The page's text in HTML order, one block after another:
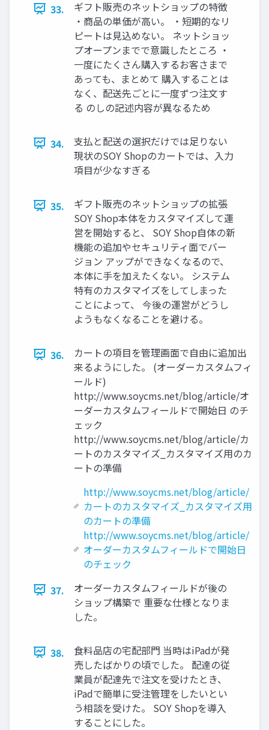
33.
ギフト販売のネットショップの特徴
・商品の単価が高い。 ・短期的なリ
ピートは見込めない。 ネットショッ
プオープンまでで意識したところ ・
一度にたくさん購入するお客さまで
あっても、まとめて 購入することは
なく、配送先ごとに一度ずつ注文す
る のしの記述内容が異なるため
34.
支払と配送の選択だけでは足りない
現状のSOY Shopのカートでは、入力
項目が少なすぎる
35.
ギフト販売のネットショップの拡張
SOY Shop本体をカスタマイズして運
営を開始すると、 SOY Shop自体の新
機能の追加やセキュリティ面でバー
ジョン アップができなくなるので、
本体に手を加えたくない。 システム
特有のカスタマイズをしてしまった
ことによって、 今後の運営がどうし
ようもなくなることを避ける。
36.
カートの項目を管理画面で自由に追加出
来るようにした。 (オーダーカスタムフィ
ールド)
http://www.soycms.net/blog/article/オ
ーダーカスタムフィールドで開始日 のチ
ェック
http://www.soycms.net/blog/article/カ
ートのカスタマイズ_カスタマイズ用のカ
ートの準備
http://www.soycms.net/blog/article/
カートのカスタマイズ_カスタマイズ用
のカートの準備
http://www.soycms.net/blog/article/
オーダーカスタムフィールドで開始日
のチェック
37.
オーダーカスタムフィールドが後の
ショップ構築で 重要な仕様となりま
した。
38.
食料品店の宅配部門 当時はiPadが発
売したばかりの頃でした。 配達の従
業員が配達先で注文を受けたとき、
iPadで簡単に受注管理をしたいとい
う相談を受けた。 SOY Shopを導入
することにした。